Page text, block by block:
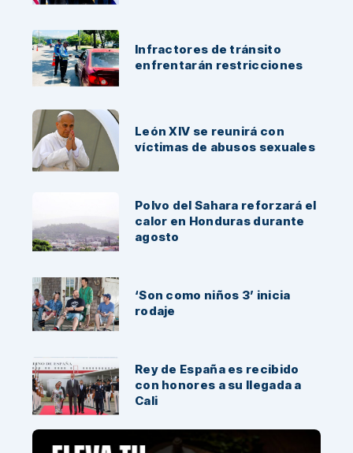
Infractores de tránsito
enfrentarán restricciones
León XIV se reunirá con
víctimas de abusos sexuales
Polvo del Sahara reforzará el
calor en Honduras durante
agosto
‘Son como niños 3’ inicia
rodaje
Rey de España es recibido
con honores a su llegada a
Cali